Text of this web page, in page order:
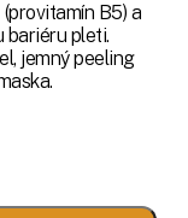
(provitamín B5) a
bariéru pleti.
jemný peeling